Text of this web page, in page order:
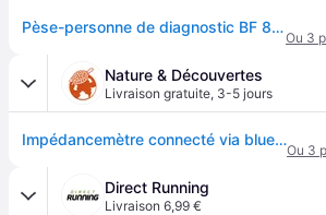
Pèse-personne de diagnostic BF 880 WIFI, Balance
Ou 3
Nature & Découvertes
Livraison gratuite, 3-5 jours
Impédancemètre connecté via bluetooth
Ou 3
Direct Running
Livraison 6,99 €